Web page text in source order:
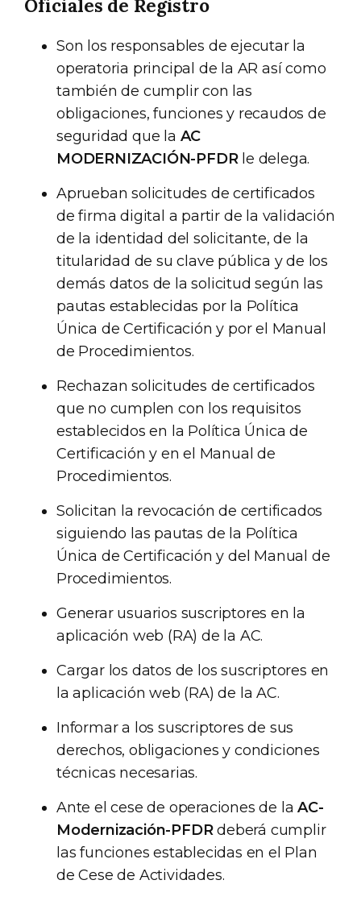
Oficiales de Registro
Son los responsables de ejecutar la
operatoria principal de la AR así como
también de cumplir con las
obligaciones, funciones y recaudos de
seguridad que la AC
MODERNIZACIÓN-PFDRle delega.
Aprueban solicitudes de certificados
de firma digital a partir de la validación
de la identidad del solicitante, de la
titularidad de su clave pública y de los
demás datos de la solicitud según las
pautas establecidas por la Política
Única de Certificación y por el Manual
de Procedimientos.
Rechazan solicitudes de certificados
que no cumplen con los requisitos
establecidos en la Política Única de
Certificación y en el Manual de
Procedimientos.
Solicitan la revocación de certificados
siguiendo las pautas de la Política
Única de Certificación y del Manual de
Procedimientos.
Generar usuarios suscriptores en la
aplicación web (RA) de la AC.
Cargar los datos de los suscriptores en
la aplicación web (RA) de la AC.
Informar a los suscriptores de sus
derechos, obligaciones y condiciones
técnicas necesarias.
Ante el cese de operaciones de laAC-
Modernización-PFDRdeberá cumplir
las funciones establecidas en el Plan
de Cese de Actividades.